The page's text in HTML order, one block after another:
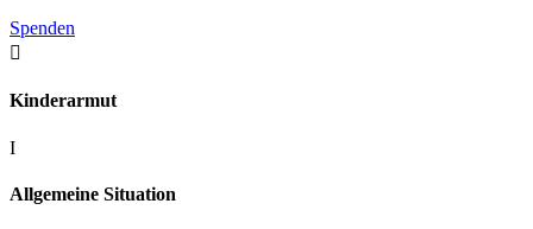
Spenden

Kinderarmut
I
Allgemeine Situation